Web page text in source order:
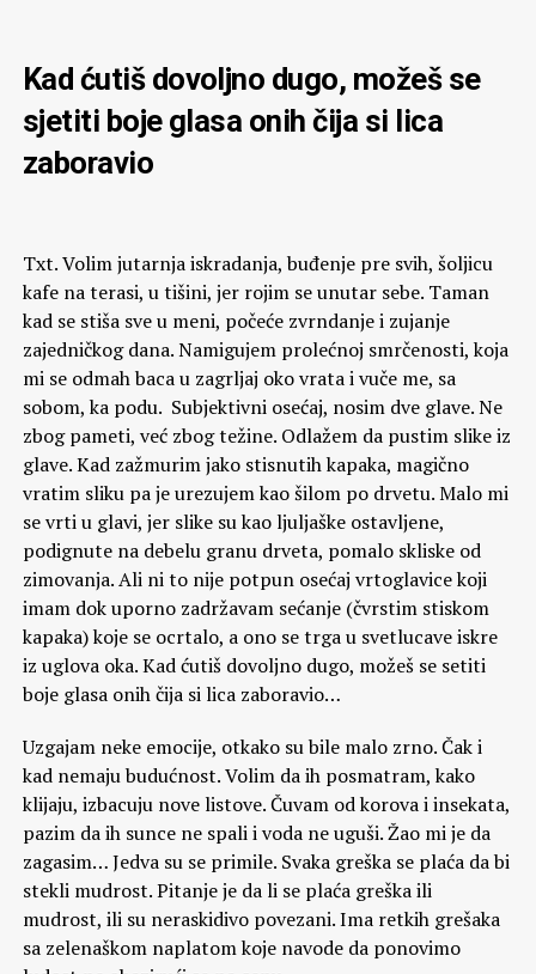
Kad ćutiš dovoljno dugo, možeš se
sjetiti boje glasa onih čija si lica
zaboravio
Txt. Volim jutarnja iskradanja, buđenje pre svih, šoljicu
kafe na terasi, u tišini, jer rojim se unutar sebe. Taman
kad se stiša sve u meni, počeće zvrndanje i zujanje
zajedničkog dana. Namigujem prolećnoj smrčenosti, koja
mi se odmah baca u zagrljaj oko vrata i vuče me, sa
sobom, ka podu. Subjektivni osećaj, nosim dve glave. Ne
zbog pameti, već zbog težine. Odlažem da pustim slike iz
glave. Kad zažmurim jako stisnutih kapaka, magično
vratim sliku pa je urezujem kao šilom po drvetu. Malo mi
se vrti u glavi, jer slike su kao ljuljaške ostavljene,
podignute na debelu granu drveta, pomalo skliske od
zimovanja. Ali ni to nije potpun osećaj vrtoglavice koji
imam dok uporno zadržavam sećanje (čvrstim stiskom
kapaka) koje se ocrtalo, a ono se trga u svetlucave iskre
iz uglova oka. Kad ćutiš dovoljno dugo, možeš se setiti
boje glasa onih čija si lica zaboravio…
Uzgajam neke emocije, otkako su bile malo zrno. Čak i
kad nemaju budućnost. Volim da ih posmatram, kako
klijaju, izbacuju nove listove. Čuvam od korova i insekata,
pazim da ih sunce ne spali i voda ne uguši. Žao mi je da
zagasim… Jedva su se primile. Svaka greška se plaća da bi
stekli mudrost. Pitanje je da li se plaća greška ili
mudrost, ili su neraskidivo povezani. Ima retkih grešaka
sa zelenaškom naplatom koje navode da ponovimo